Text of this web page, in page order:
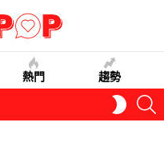
熱門 趨勢
SKIN